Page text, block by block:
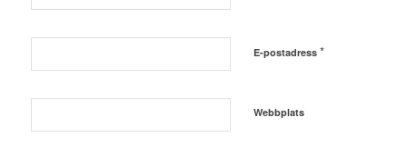
E-postadress *
Webbplats